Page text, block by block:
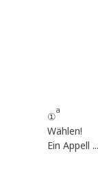
①
a
Wählen!
Ein Appell